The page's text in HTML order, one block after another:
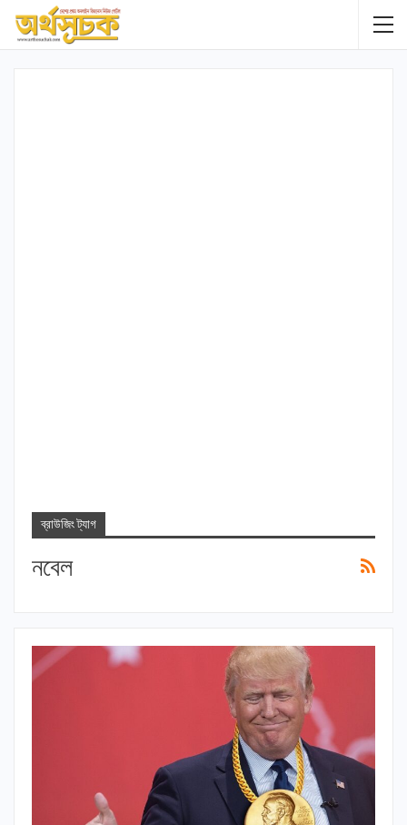
ব্রাউজিং ট্যাগ
নবেল